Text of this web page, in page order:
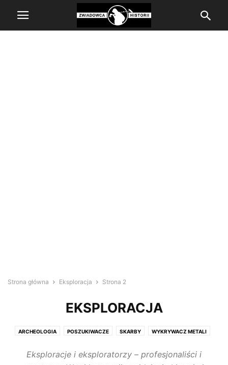
Strona główna Eksploracja Strona 2
EKSPLORACJA
ARCHEOLOGIA POSZUKIWACZE SKARBY WYKRYWACZ METALI
Eksploracje i eksploratorzy – profesjonaliści i